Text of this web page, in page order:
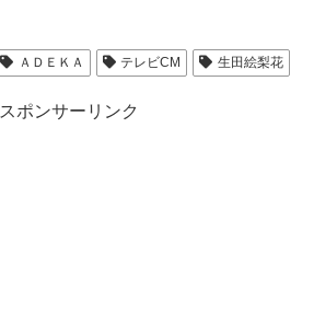
ＡＤＥＫＡ テレビCM 生田絵梨花
スポンサーリンク